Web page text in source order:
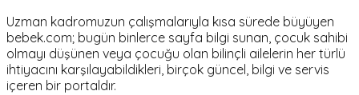
Uzman kadromuzun çalışmalarıyla kısa sürede büyüyen
bebek.com; bugün binlerce sayfa bilgi sunan, çocuk sahibi
olmayı düşünen veya çocuğu olan bilinçli ailelerin her türlü
ihtiyacını karşılayabildikleri, birçok güncel, bilgi ve servis
içeren bir portaldır.